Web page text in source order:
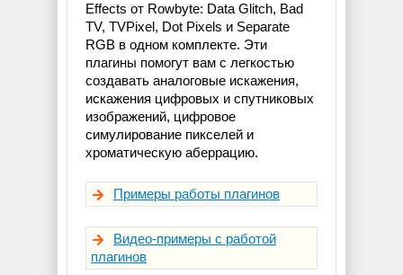
Effects от Rowbyte: Data Glitch, Bad
TV, TVPixel, Dot Pixels и Separate
RGB в одном комплекте. Эти
плагины помогут вам с легкостью
создавать аналоговые искажения,
искажения цифровых и спутниковых
изображений, цифровое
симулирование пикселей и
хроматическую аберрацию.
Примеры работы плагинов
Видео-примеры с работой
плагинов